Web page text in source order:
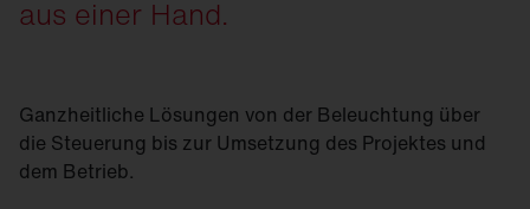
aus einer Hand.
Ganzheitliche Lösungen von der Beleuchtung über
die Steuerung bis zur Umsetzung des Projektes und
dem Betrieb.